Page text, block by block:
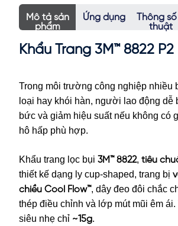
Mô tả sản
phẩm
Ứng dụng
Thông
thuật
Khẩu Trang 3M™ 8822 P2
Trong môi trường công nghiệp nhiều
loại hay khói hàn, người lao động dễ
bức và giảm hiệu suất nếu không có
hô hấp phù hợp.
Khẩu trang lọc bụi 3M™ 8822, tiêu
thiết kế dạng ly cup-shaped, trang bị
chiều Cool Flow™, dây đeo đôi chắc
thép điều chỉnh và lớp mút mũi êm
siêu nhẹ chỉ ~15g.